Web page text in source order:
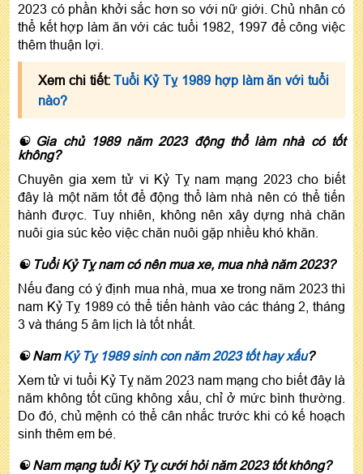
2023 có phần khởi sắc hơn so với nữ giới. Chủ nhân có
thể kết hợp làm ăn với các tuổi 1982, 1997 để công việc
thêm thuận lợi.
Xem chi tiết:Tuổi Kỷ Tỵ 1989 hợp làm ăn với tuổi
nào?
☯ Gia chủ 1989 năm 2023 động thổ làm nhà có tốt
không?
Chuyên gia xem tử vi Kỷ Tỵ nam mạng 2023 cho biết
đây là một năm tốt để động thổ làm nhà nên có thể tiến
hành được. Tuy nhiên, không nên xây dựng nhà chăn
nuôi gia súc kẻo việc chăn nuôi gặp nhiều khó khăn.
☯ Tuổi Kỷ Tỵ nam có nên mua xe, mua nhà năm 2023?
Nếu đang có ý định mua nhà, mua xe trong năm 2023 thì
nam Kỷ Tỵ 1989 có thể tiến hành vào các tháng 2, tháng
3 và tháng 5 âm lịch là tốt nhất.
☯ NamKỷ Tỵ 1989 sinh con năm 2023 tốt hay xấu?
Xem tử vi tuổi Kỷ Tỵ năm 2023 nam mạng cho biết đây là
năm không tốt cũng không xấu, chỉ ở mức bình thường.
Do đó, chủ mệnh có thể cân nhắc trước khi có kế hoạch
sinh thêm em bé.
☯ Nam mạng tuổi Kỷ Tỵ cưới hỏi năm 2023 tốt không?